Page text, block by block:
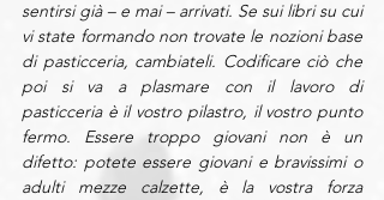
sentirsi già – e mai – arrivati. Se sui libri su cui
vi state formando non trovate le nozioni base
di pasticceria, cambiateli. Codificare ciò che
poi si va a plasmare con il lavoro di
pasticceria è il vostro pilastro, il vostro punto
fermo. Essere troppo giovani non è un
difetto: potete essere giovani e bravissimi o
adulti mezze calzette, è la vostra forza